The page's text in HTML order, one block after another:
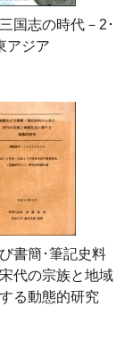
国志の時代－2･
アジア
書簡･筆記史料
代の宗族と地域
る動態的研究